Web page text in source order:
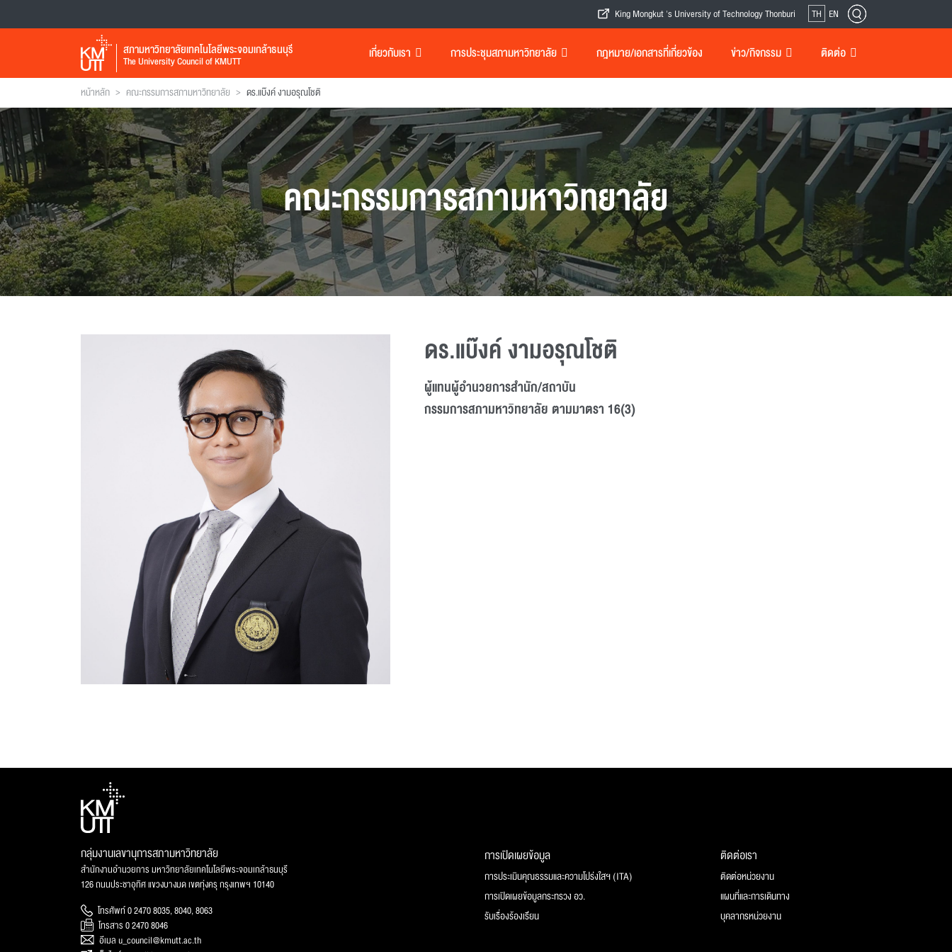
King Mongkut 's University of Technology Thonburi TH EN
สภามหาวิทยาลัยเทคโนโลยีพระจอมเกล้าธนบุรี
The University Council of KMUTT เกี่ยวกับเรา การประชุมสภามหาวิทยาลัย กฎหมาย/เอกสารที่เกี่ยวข้อง ข่าว/กิจกรรม ติดต่อ
หน้าหลัก > คณะกรรมการสภามหาวิทยาลัย > ดร.แบ๊งค์ งามอรุณโชติ
คณะกรรมการสภามหาวิทยาลัย
ดร.แบ๊งค์ งามอรุณโชติ
ผู้แทนผู้อำนวยการสำนัก/สถาบัน
กรรมการสภามหาวิทยาลัย ตามมาตรา 16(3)
กลุ่มงานเลขานุการสภามหาวิทยาลัย
สำนักงานอำนวยการ มหาวิทยาลัยเทคโนโลยีพระจอมเกล้าธนบุรี
126 ถนนประชาอุทิศ แขวงบางมด เขตทุ่งครุ กรุงเทพฯ 10140
โทรศัพท์ 0 2470 8035, 8040, 8063
โทรสาร 0 2470 8046
อีเมล u_council@kmutt.ac.th
การเปิดเผยข้อมูล
การประเมินคุณธรรมและความโปร่งใสฯ (ITA)
การเปิดเผยข้อมูลกระทรวง อว.
รับเรื่องร้องเรียน
ติดต่อเรา
ติดต่อหน่วยงาน
แผนที่และการเดินทาง
บุคลากรหน่วยงาน